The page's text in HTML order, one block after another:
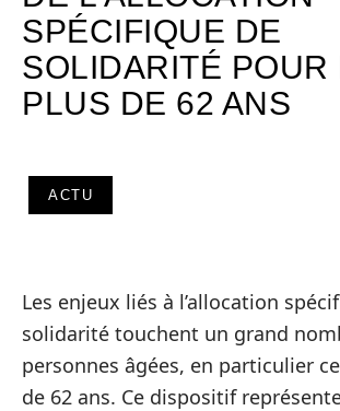
SPÉCIFIQUE DE
SOLIDARITÉ POUR
PLUS DE 62 ANS
ACTU
Les enjeux liés à l’allocation
solidarité touchent un grand
personnes âgées, en particulier
de 62 ans. Ce dispositif